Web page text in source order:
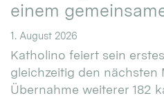
einem
1. August 2026
Katholino feiert sein
gleichzeitig den nächsten
Übernahme weiterer 182